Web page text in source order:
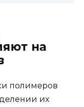
на
полимеров
их